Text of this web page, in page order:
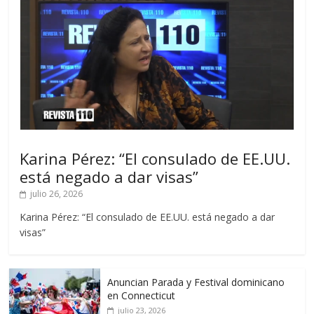
Karina Pérez: “El consulado de EE.UU.
está negado a dar visas”
julio 26, 2026
Karina Pérez: “El consulado de EE.UU. está negado a dar
visas”
Anuncian Parada y Festival dominicano
en Connecticut
julio 23, 2026